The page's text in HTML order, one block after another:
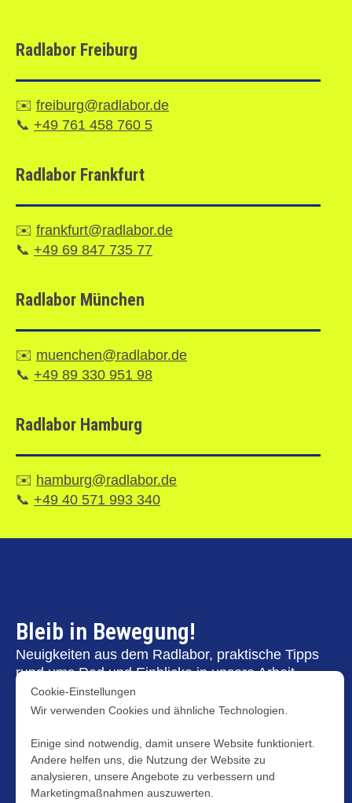
Radlabor Freiburg
✉️ freiburg@radlabor.de
📞 +49 761 458 760 5
Radlabor Frankfurt
✉️ frankfurt@radlabor.de
📞 +49 69 847 735 77
Radlabor München
✉️ muenchen@radlabor.de
📞 +49 89 330 951 98
Radlabor Hamburg
✉️ hamburg@radlabor.de
📞 +49 40 571 993 340
Bleib in Bewegung!
Neuigkeiten aus dem Radlabor, praktische Tipps
rund ums Rad und Einblicke in unsere Arbeit –
direkt in dein Postfach. Persönlich, relevant und
nur dann, wenn es wirklich etwas zu erzählen gibt.
Cookie-Einstellungen
Wir verwenden Cookies und ähnliche Technologien.
Einige sind notwendig, damit unsere Website funktioniert.
Andere helfen uns, die Nutzung der Website zu
analysieren, unsere Angebote zu verbessern und
Marketingmaßnahmen auszuwerten.